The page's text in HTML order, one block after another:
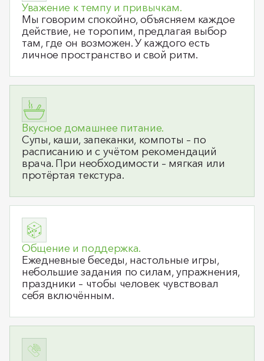
Уважение к темпу и привычкам.
Мы говорим спокойно, объясняем каждое
действие, не торопим, предлагая выбор
там, где он возможен. У каждого есть
личное пространство и свой ритм.
Вкусное домашнее питание.
Супы, каши, запеканки, компоты – по
расписанию и с учётом рекомендаций
врача. При необходимости – мягкая или
протёртая текстура.
Общение и поддержка.
Ежедневные беседы, настольные игры,
небольшие задания по силам, упражнения,
праздники – чтобы человек чувствовал
себя включённым.